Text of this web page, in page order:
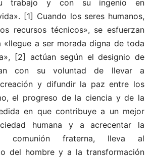
trabajo y con su ingenio en
[1] Cuando los seres humanos,
recursos técnicos», se esfuerzan
«llegue a ser morada digna de toda
[2] actúan según el designio de
con su voluntad de llevar a
y difundir la paz entre los
el progreso de la ciencia y de la
en que contribuye a un mejor
humana y a acrecentar la
fraterna, lleva al
del hombre y a la transformación